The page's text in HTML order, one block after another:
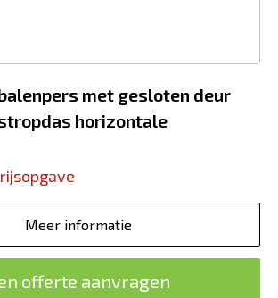
met gesloten deur
horizontale
Meer informatie
offerte aanvragen